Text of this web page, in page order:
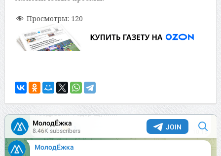
Просмотры: 120